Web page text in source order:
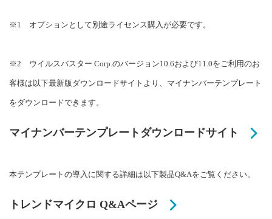
※1 オプションとして別途ライセンス購入が必要です。
※2 ウイルスバスター Corp.のバージョン10.6および11.0をご利用のお
客様は以下最新版ダウンロードサイトより、マイナンバーテンプレート
をダウンロードできます。
マイナンバーテンプレートダウンロードサイト
本テンプレートの導入に関する詳細は以下製品Q&Aをご覧ください。
トレンドマイクロ Q&Aページ